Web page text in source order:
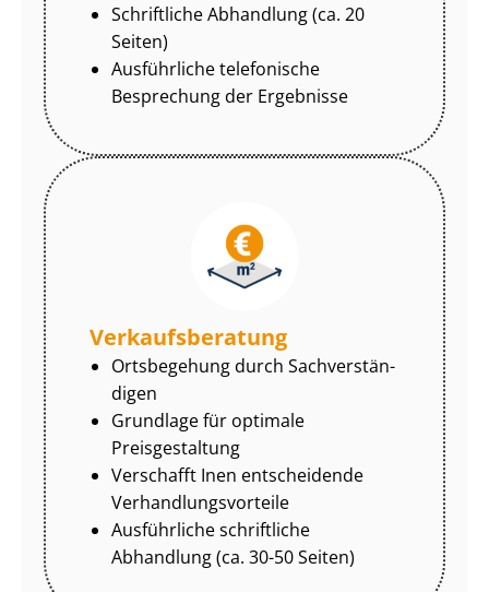
Schriftliche Abhandlung (ca. 20
Seiten)
Ausführliche telefonische
Besprechung der Ergebnisse
Ver­kaufs­be­ra­tung
Ortsbegehung durch Sach­ver­stän­
di­gen
Grundlage für optimale
Preisgestaltung
Verschafft Inen entscheidende
Ver­hand­lungs­vor­tei­le
Ausführliche schriftliche
Abhandlung (ca. 30-50 Seiten)